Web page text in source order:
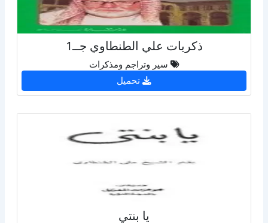
ذكريات علي الطنطاوي جــ1
سير وتراجم ومذكرات
تحميل
يا بنتي